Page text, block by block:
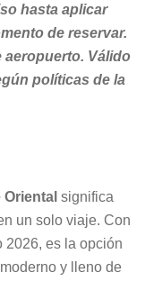
hasta aplicar
de reservar.
Válido
políticas de la
significa
un solo viaje. Con
2026, es la opción
y lleno de